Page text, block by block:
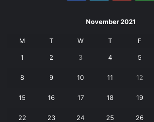
November 2021
M T W T F
1 2 3 4 5
8 9 10 11 12
15 16 17 18 19
22 23 24 25 26